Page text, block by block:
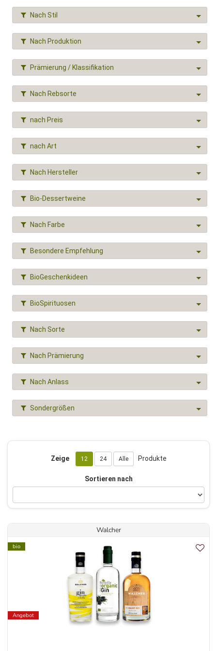
Nach Stil
Nach Produktion
Prämierung / Klassifikation
Nach Rebsorte
nach Preis
nach Art
Nach Hersteller
Bio-Dessertweine
Nach Farbe
Besondere Empfehlung
BioGeschenkideen
BioSpirituosen
Nach Sorte
Nach Prämierung
Nach Anlass
Sondergrößen
Zeige 12 24 Alle Produkte
Sortieren nach
Walcher
bio
Angebot